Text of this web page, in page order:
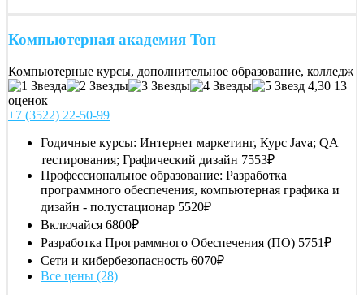
Компьютерная академия Toп
Компьютерные курсы, дополнительное образование, колледж
4,30 13
оценок
+7 (3522) 22-50-99
Годичные курсы: Интернет маркетинг, Курс Java; QA
тестирования; Графический дизайн 7553₽
Профессиональное образование: Разработка
программного обеспечения, компьютерная графика и
дизайн - полустационар 5520₽
Включайся 6800₽
Разработка Программного Обеспечения (ПО) 5751₽
Сети и кибербезопасность 6070₽
Все цены (28)